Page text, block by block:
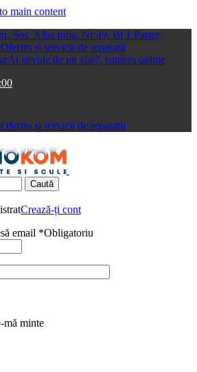
main content
Sos. Alba Iulia. Nr 49, Bl 1 Parter
Oferim și servicii de reparații
Ai nevoie de un sfat?, suntem online
Oferim și servicii de reparații
Caută
Crează-ți cont
email *Obligatoriu
mă minte